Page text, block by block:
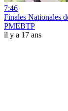
7:46
Finales Nationales
PMEBTP
il y a 17 ans